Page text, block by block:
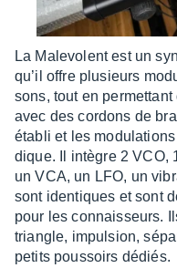
La Male­volent est un
qu’il offre plusieurs
sons, tout en
avec des cordons de
établi et les
dique. Il intègre 2 VCO,
un VCA, un LFO, un
sont iden­tiques et sont
pour les connais­seurs.
triangle, impul­sion,
petits pous­soirs dédiés.